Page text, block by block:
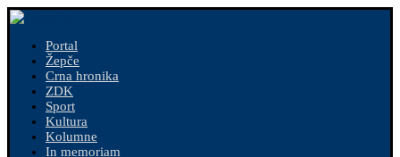
Portal
Žepče
Crna hronika
ZDK
Sport
Kultura
Kolumne
In memoriam